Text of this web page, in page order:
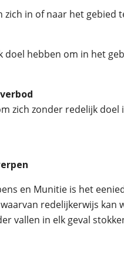
zich in of naar het
doel hebben om in het
zich zonder redelijk
en Munitie is het
redelijkerwijs
vallen in elk geval